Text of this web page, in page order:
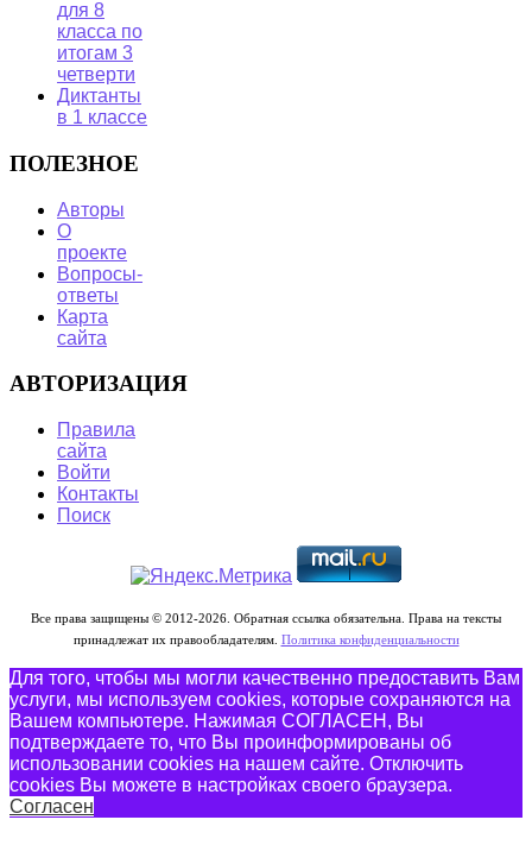
для 8
класса по
итогам 3
четверти
Диктанты
в 1 классе
ПОЛЕЗНОЕ
Авторы
О
проекте
Вопросы-
ответы
Карта
сайта
АВТОРИЗАЦИЯ
Правила
сайта
Войти
Контакты
Поиск
Все права защищены © 2012-2026. Обратная ссылка обязательна. Права на тексты
принадлежат их правообладателям. Политика конфиденциальности
Для того, чтобы мы могли качественно предоставить Вам
услуги, мы используем cookies, которые сохраняются на
Вашем компьютере. Нажимая СОГЛАСЕН, Вы
подтверждаете то, что Вы проинформированы об
использовании cookies на нашем сайте. Отключить
cookies Вы можете в настройках своего браузера.
Согласен